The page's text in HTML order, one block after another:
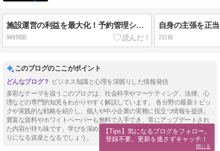
施設運営の利益を最大化！予約管理システム『Spekan』
9時間前 2日前
このブログのここがポイント
ビジネス知識と心理を深掘りした情報発信
多彩なテーマを扱うこのブログは、社会科学やマーケティング、法律、心
理などの専門的知見をわかりやすく解説しています。 各分野の最新トピッ
クや実践的な戦略を紹介し、個人や中小企業の実務に役立つ情報を提供。
豊富な資料やホワイトペーパーも無料で入手でき、常にアップデートされ
た内容が持ち味です。学びを深めてビジネスや自己成長に活かすための頼
りになる資産となるでしょう。
【Tips】気になるブログをフォロー。
登録不要。更新を逃さずキャッチ！
閉じる